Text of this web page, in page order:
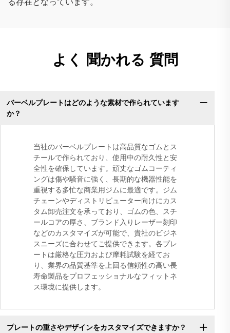
よく 聞かれる 質問
バーベルプレートはどのような素材で作られています
か？
当社のバーベルプレートは高品質なゴムとス
チールで作られており、使用中の耐久性と安
全性を確保しています。頑丈なゴムコーティ
ングは傷や騒音に強く、長期的な機器性能を
重視する多忙な商業用ジムに最適です。ジム
チェーンやディストリビューター向けにカス
タム卸売注文を承っており、ゴムの色、スチ
ールコアの厚さ、ブランド入りレーザー刻印
などのカスタマイズが可能で、貴社のビジネ
スニーズに合わせてご提供できます。各プレ
ートは厳格な圧力および摩耗試験を経てお
り、業界の品質基準を上回る信頼性の高い長
寿命製品をプロフェッショナルなフィットネ
ス環境に提供します。
プレートの重さやデザインをカスタマイズできますか？